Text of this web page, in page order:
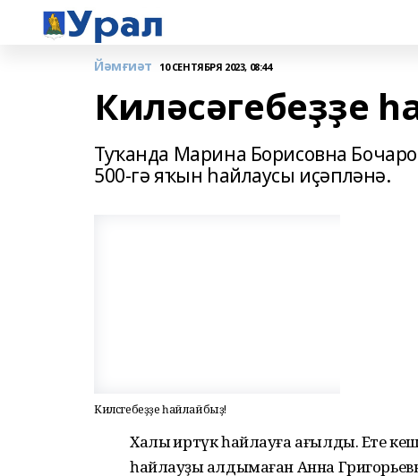
Йәмғиәт 10 СЕНТЯБРЯ 2023, 08:44
Киләсәгебеҙҙе
Туҡанда Марина Борисовна
500-гә яҡын һайлаусы иҫәпләнә.
Киләсәгебеҙҙе һайлайбыҙ!
Халыҡ иртүк һайлауға ағылды. Ете
һайлауҙы ҡалдымаған Анна